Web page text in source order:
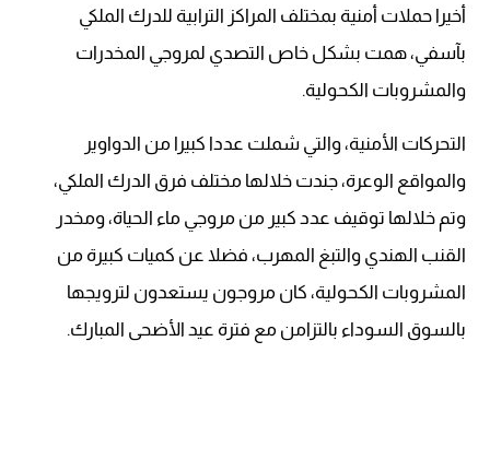
أخيرا حملات أمنية بمختلف المراكز الترابية للدرك الملكي
بآسفي، همت بشكل خاص التصدي لمروجي المخدرات
والمشروبات الكحولية.
التحركات الأمنية، والتي شملت عددا كبيرا من الدواوير
والمواقع الوعرة، جندت خلالها مختلف فرق الدرك الملكي،
وتم خلالها توقيف عدد كبير من مروجي ماء الحياة، ومخدر
القنب الهندي والتبغ المهرب، فضلا عن كميات كبيرة من
المشروبات الكحولية، كان مروجون يستعدون لترويجها
بالسوق السوداء بالتزامن مع فترة عيد الأضحى المبارك.